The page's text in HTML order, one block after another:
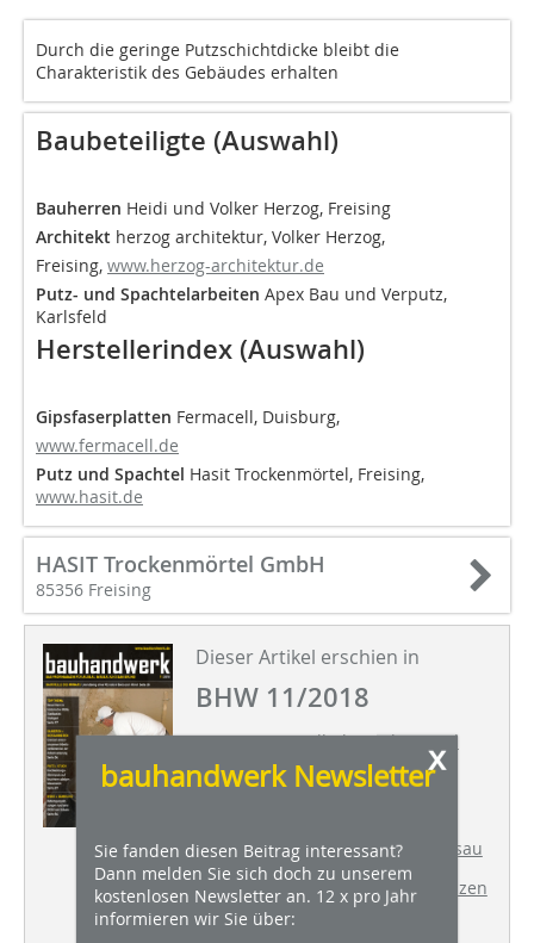
Durch die geringe Putzschichtdicke bleibt die
Charakteristik des Gebäudes erhalten
Baubeteiligte (Auswahl)
Bauherren Heidi und Volker Herzog, Freising
Architekt herzog architektur, Volker Herzog,
Freising, www.herzog-architektur.de
Putz- und Spachtelarbeiten Apex Bau und Verputz,
Karlsfeld
Herstellerindex (Auswahl)
Gipsfaserplatten Fermacell, Duisburg,
www.fermacell.de
Putz und Spachtel Hasit Trockenmörtel, Freising,
www.hasit.de
HASIT Trockenmörtel GmbH
85356 Freising
Dieser Artikel erschien in
BHW 11/2018
TOP THEMA Wilhelmspalais wird
zum Stadtmuseum Stuttgart
Klosters in Breda zum Hotel Nassau
SANIEREN + RESTAURIEREN
Grenzen
der emissionsarmen
x
bauhandwerk Newsletter
Sie fanden diesen Beitrag interessant?
Dann melden Sie sich doch zu unserem
kostenlosen Newsletter an. 12 x pro Jahr
informieren wir Sie über: